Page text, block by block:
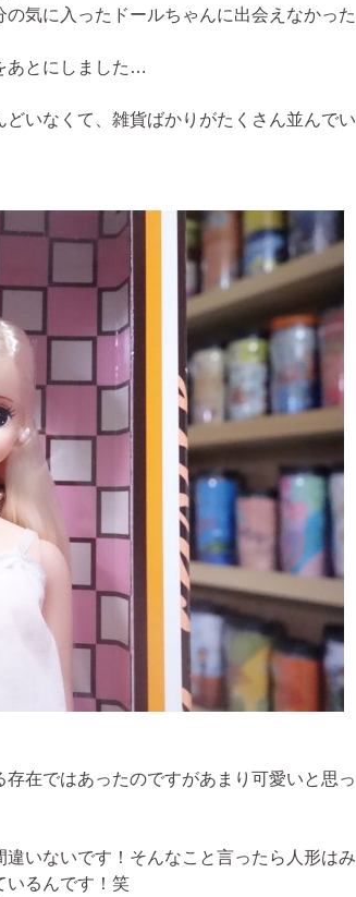
気に入ったドールちゃんに出会えなかった
あとにしました…
いなくて、雑貨ばかりがたくさん並んでい
在ではあったのですがあまり可愛いと思っ
いないです！そんなこと言ったら人形はみ
いるんです！笑